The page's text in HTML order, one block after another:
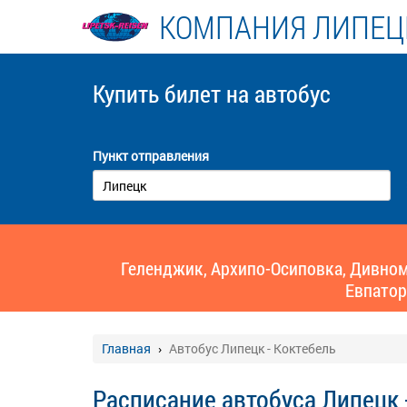
КОМПАНИЯ
Купить билет на автобус
Пункт отправления
Геленджик, Архипо-Осиповка,
Главная Автобус Липецк - Коктебель
Расписание автобуса